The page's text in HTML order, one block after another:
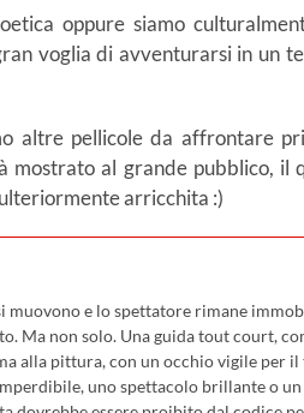
oppure siamo
voglia di avventurarsi in un
altre pellicole da affrontare
al grande pubblico, il
arricchita :)
e lo spettatore rimane
Ma non solo. Una guida tout court,
alla pittura, con un occhio vigile per
uno spettacolo brillante o